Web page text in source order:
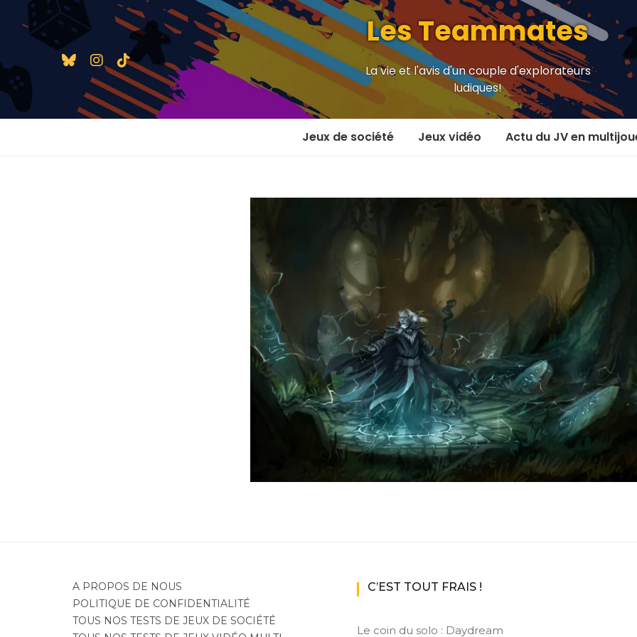
Les Teammates
La vie et l'avis d'un couple d'explorateurs
ludiques!
Jeux de société
2 joueurs
2 joueurs et plus
En versus
Jeux Access+
Jeux vidéo
En versus
Local en écran partagé
En ligne
MMORPG
Par plateforme
PC
PS4
PS5
Actu du JV en
A PROPOS DE NOUS
POLITIQUE DE CONFIDENTIALITÉ
TOUS NOS TESTS DE JEUX DE SOCIÉTÉ
C’EST TOUT FRAIS !
Le coin du solo : Daydream